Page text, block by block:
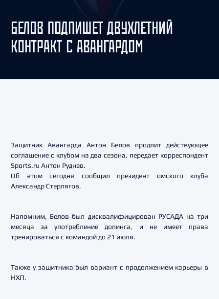
БЕЛОВ ПОДПИШЕТ ДВУХЛЕТНИЙ
КОНТРАКТ С АВАНГАРДОМ
Защитник Авангарда Антон Белов продлит действующее
соглашение с клубом на два сезона, передает корреспондент
Sports.ru Антон Руднев.
Об этом сегодня сообщил президент омского клуба
Александр Стерлягов.
Напомним, Белов был дисквалифицирован РУСАДА на три
месяца за употребление допинга, и не имеет права
тренироваться с командой до 21 июля.
Также у защитника был вариант с продолжением карьеры в
НХЛ.